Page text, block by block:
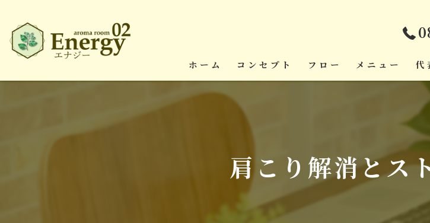
ホーム コンセプト フロー メニュー 代
肩こり解消とス